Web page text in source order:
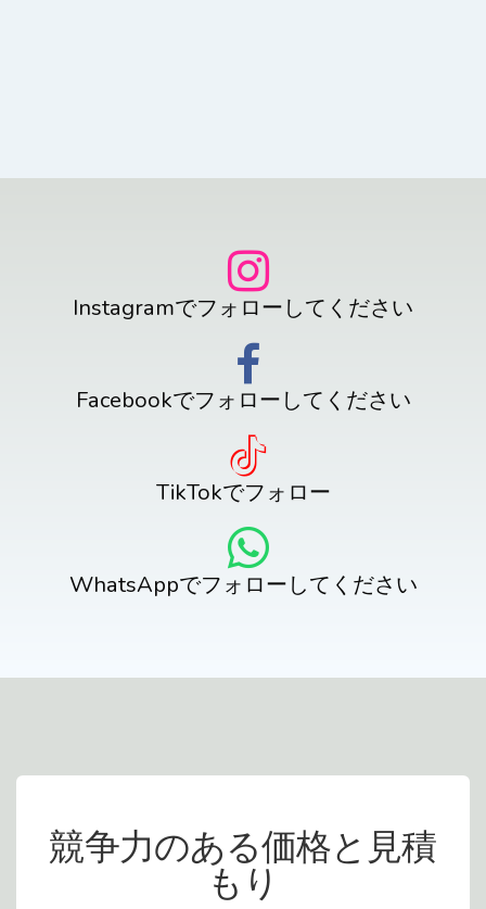
Instagramでフォローしてください
Facebookでフォローしてください
TikTokでフォロー
WhatsAppでフォローしてください
競争力のある価格と見積
もり